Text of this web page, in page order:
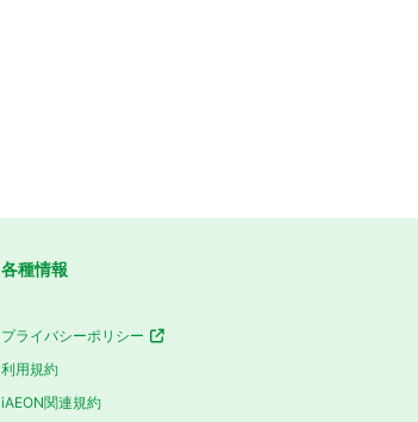
各種情報
プライバシーポリシー
利用規約
iAEON関連規約